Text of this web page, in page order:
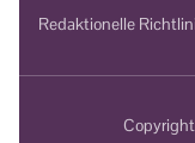
Redaktionelle